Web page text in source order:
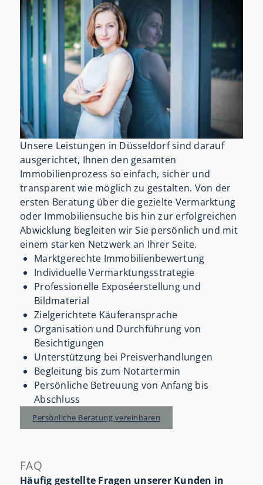
Unsere Leistungen in Düsseldorf sind darauf
ausgerichtet, Ihnen den gesamten
Immobilienprozess so einfach, sicher und
transparent wie möglich zu gestalten. Von der
ersten Beratung über die gezielte Vermarktung
oder Immobiliensuche bis hin zur erfolgreichen
Abwicklung begleiten wir Sie persönlich und mit
einem starken Netzwerk an Ihrer Seite.
Marktgerechte Immobilienbewertung
Individuelle Vermarktungsstrategie
Professionelle Exposéerstellung und
Bildmaterial
Zielgerichtete Käuferansprache
Organisation und Durchführung von
Besichtigungen
Unterstützung bei Preisverhandlungen
Begleitung bis zum Notartermin
Persönliche Betreuung von Anfang bis
Abschluss
Persönliche Beratung vereinbaren
FAQ
Häufig gestellte Fragen unserer Kunden in